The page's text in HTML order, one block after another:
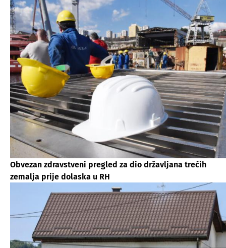
Obvezan zdravstveni pregled za dio državljana trećih
zemalja prije dolaska u RH